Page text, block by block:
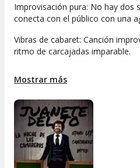
Improvisación pura: No hay dos
conecta con el público con una
Vibras de cabaret: Canción
ritmo de carcajadas imparable.
las críticas coinciden: es una
es solo un monólogo, es una
hará ver a tu camarero (y a ti
¡No dejes que te lo cuenten,
el mundo sale con dolor de
Mostrar más